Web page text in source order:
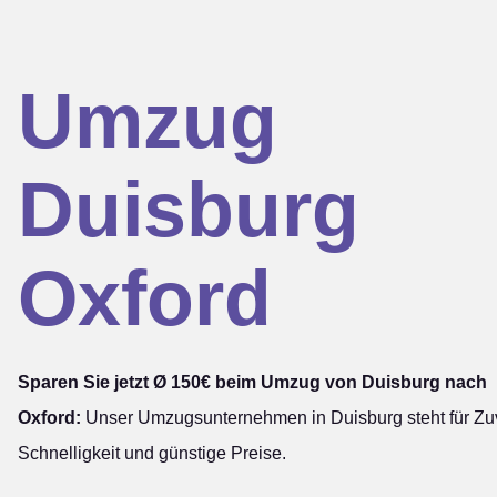
Umzug
Duisburg
Oxford
Sparen Sie jetzt Ø 150€ beim Umzug von Duisburg nach
Oxford: Unser Umzugsunternehmen in Duisburg steht für
Schnelligkeit und günstige Preise.